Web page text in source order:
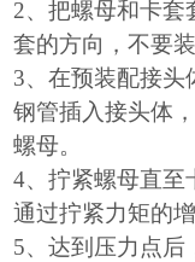
2、把螺母和卡套
套的方向，不要装
3、在预装配接头
钢管插入接头体
螺母。
4、拧紧螺母直至
通过拧紧力矩的
5、达到压力点后